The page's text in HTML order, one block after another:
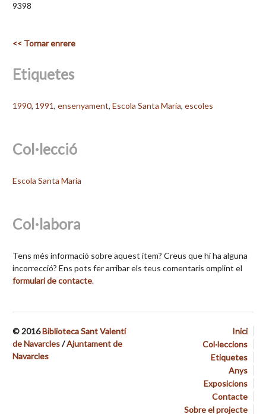
9398
<< Tornar enrere
Etiquetes
1990, 1991, ensenyament, Escola Santa Maria, escoles
Col·lecció
Escola Santa Maria
Col·labora
Tens més informació sobre aquest ítem? Creus que hi ha alguna
incorrecció? Ens pots fer arribar els teus comentaris omplint el
formulari de contacte.
Inici
Col·leccions
Etiquetes
Anys
Exposicions
Contacte
Sobre el projecte
© 2016Biblioteca Sant Valentí
de Navarcles/Ajuntament de
Navarcles